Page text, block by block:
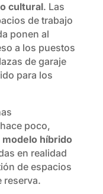
cultural. Las
de trabajo
ponen al
a los puestos
de garaje
para los
poco,
modelo híbrido
en realidad
de espacios
reserva.